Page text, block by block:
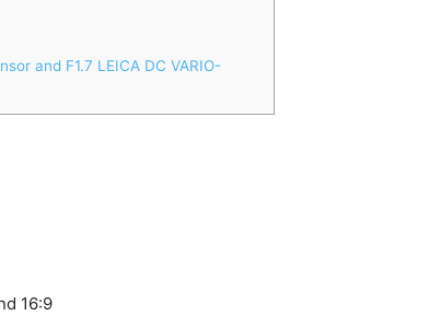
and F1.7 LEICA DC VARIO-
16:9